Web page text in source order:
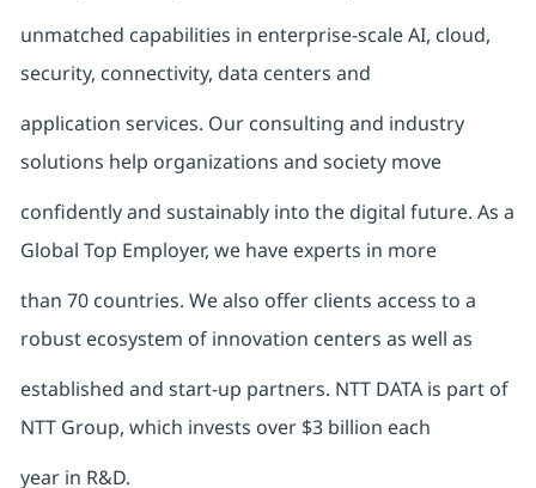
unmatched capabilities in enterprise-scale AI, cloud,
security, connectivity, data centers and
application services. Our consulting and industry
solutions help organizations and society move
confidently and sustainably into the digital future. As a
Global Top Employer, we have experts in more
than 70 countries. We also offer clients access to a
robust ecosystem of innovation centers as well as
established and start-up partners. NTT DATA is part of
NTT Group, which invests over $3 billion each
year in R&D.